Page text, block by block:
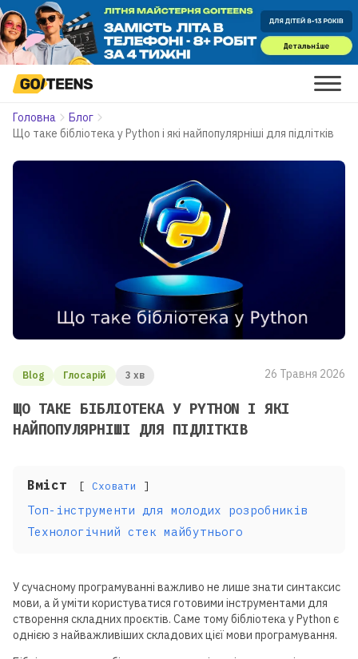
Головна
Блог
Що таке бібліотека у Python і які найпопулярніші для підлітків
Blog Глосарій 3 хв 26 Травня 2026
ЩО ТАКЕ БІБЛІОТЕКА У PYTHON І ЯКІ
НАЙПОПУЛЯРНІШІ ДЛЯ ПІДЛІТКІВ
Вміст Сховати
Топ-інструменти для молодих розробників
Технологічний стек майбутнього
У сучасному програмуванні важливо не лише знати синтаксис
мови, а й уміти користуватися готовими інструментами для
створення складних проєктів. Саме тому бібліотека у Python є
однією з найважливіших складових цієї мови програмування.